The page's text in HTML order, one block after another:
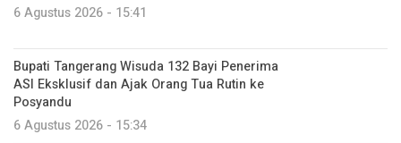
6 Agustus 2026 - 15:41
Bupati Tangerang Wisuda 132 Bayi Penerima
ASI Eksklusif dan Ajak Orang Tua Rutin ke
Posyandu
6 Agustus 2026 - 15:34